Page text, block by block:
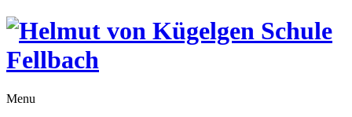
Menu